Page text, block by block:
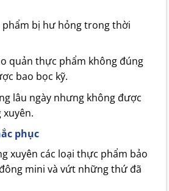
phẩm bị hư hỏng trong thời
quản thực phẩm không đúng
bao bọc kỹ.
lâu ngày nhưng không được
phục
xuyên các loại thực phẩm bảo
mini và vứt những thứ đã